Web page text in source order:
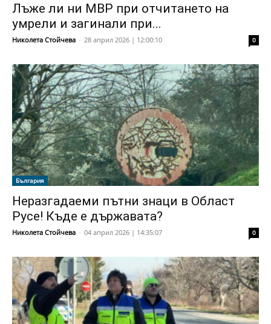
Лъже ли ни МВР при отчитането на
умрели и загинали при...
Николета Стойчева - 28 април 2026 | 12:00:10 0
България
Неразгадаеми пътни знаци в Област
Русе! Къде е държавата?
Николета Стойчева - 04 април 2026 | 14:35:07 0